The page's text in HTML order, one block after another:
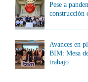
Pese a
construcción
Avances en
BIM: Mesa
trabajo